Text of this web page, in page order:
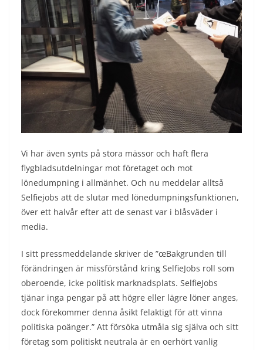
Vi har även synts på stora mässor och haft flera
flygbladsutdelningar mot företaget och mot
lönedumpning i allmänhet. Och nu meddelar alltså
Selfiejobs att de slutar med lönedumpningsfunktionen,
över ett halvår efter att de senast var i blåsväder i
media.
I sitt pressmeddelande skriver de ”œBakgrunden till
förändringen är missförstånd kring SelfieJobs roll som
oberoende, icke politisk marknadsplats. SelfieJobs
tjänar inga pengar på att högre eller lägre löner anges,
dock förekommer denna åsikt felaktigt för att vinna
politiska poänger.” Att försöka utmåla sig själva och sitt
företag som politiskt neutrala är en oerhört vanlig